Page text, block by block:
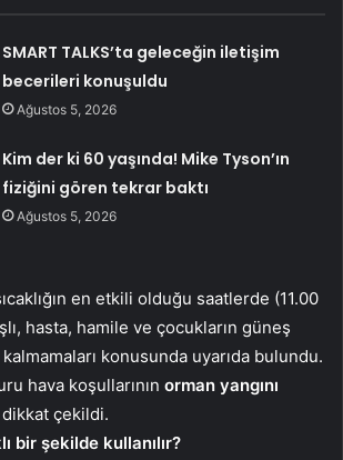
SMART TALKS’ta geleceğin iletişim
becerileri konuşuldu
Ağustos 5, 2026
Kim der ki 60 yaşında! Mike Tyson’ın
fiziğini gören tekrar baktı
Ağustos 5, 2026
en etkili olduğu saatlerde (11.00
hasta, hamile ve çocukların güneş
konusunda uyarıda bulundu.
hava koşullarının orman yangını
dikkat çekildi.
bir şekilde kullanılır?